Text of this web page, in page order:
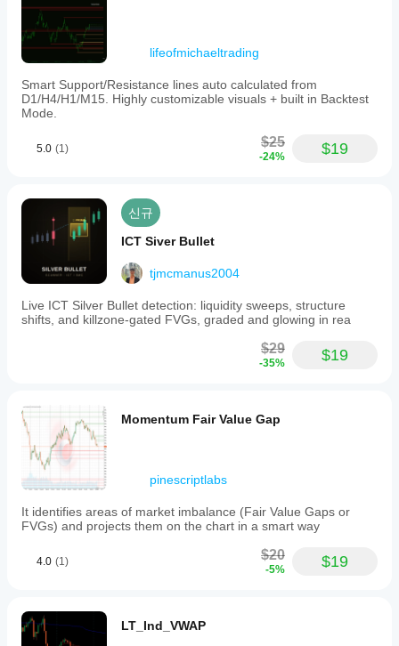
lifeofmichaeltrading
Smart Support/Resistance lines auto calculated from
D1/H4/H1/M15. Highly customizable visuals + built in Backtest
Mode.
5.0 (1) $25
-24% $19
신규
ICT Siver Bullet
tjmcmanus2004
Live ICT Silver Bullet detection: liquidity sweeps, structure
shifts, and killzone-gated FVGs, graded and glowing in rea
$29
-35% $19
Momentum Fair Value Gap
pinescriptlabs
It identifies areas of market imbalance (Fair Value Gaps or
FVGs) and projects them on the chart in a smart way
4.0 (1) $20
-5% $19
LT_Ind_VWAP